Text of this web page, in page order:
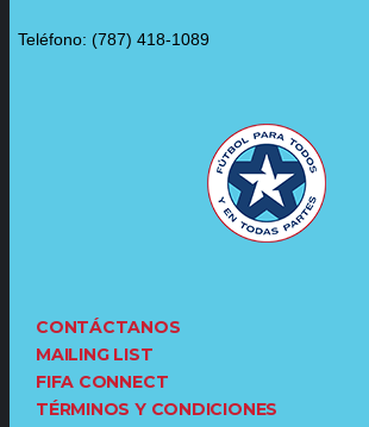
Teléfono: (787) 418-1089
CONTÁCTANOS
MAILING LIST
FIFA CONNECT
TÉRMINOS Y CONDICIONES